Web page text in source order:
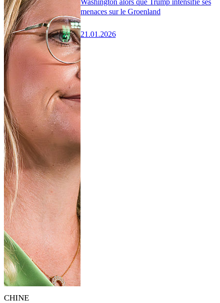
Washington alors que Trump intensifie ses
menaces sur le Groenland
21.01.2026
CHINE